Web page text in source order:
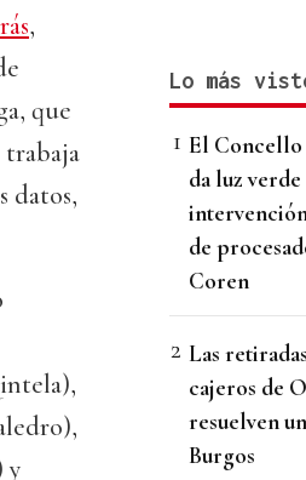
,
que
trabaja
datos,
y
Lo más
El Concello
da luz verde
de
Coren
Las
cajeros de
resuelven
Burgos